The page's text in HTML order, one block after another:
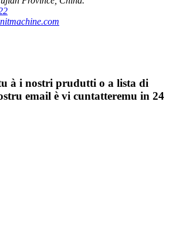
à i nostri prudutti o a lista di
email è vi cuntatteremu in 24